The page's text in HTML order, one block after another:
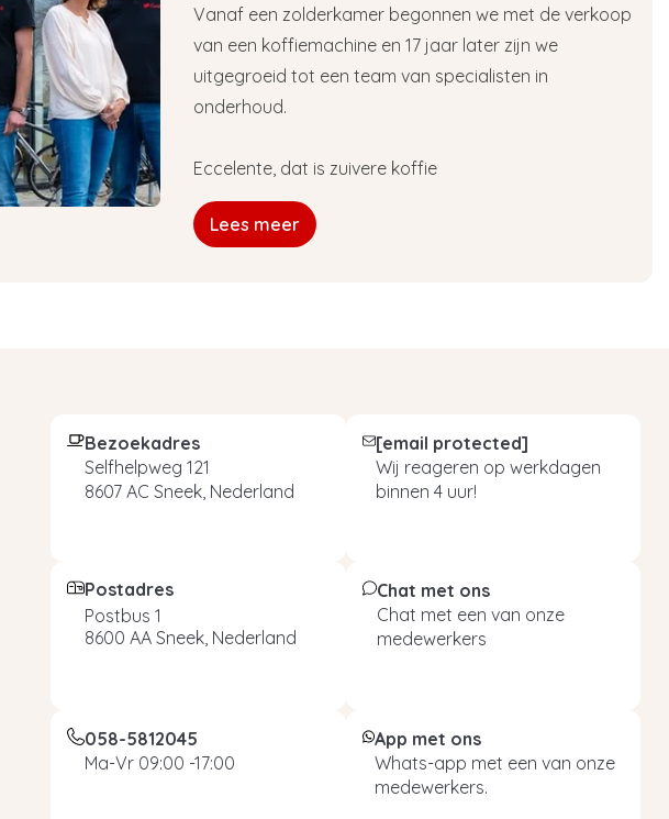
Vanaf een zolderkamer begonnen we met de verkoop
van een koffiemachine en 17 jaar later zijn we
uitgegroeid tot een team van specialisten in
onderhoud.
Eccelente, dat is zuivere koffie
Lees meer
Bezoekadres
Selfhelpweg 121
8607 AC Sneek, Nederland
[email protected]
Wij reageren op werkdagen
binnen 4 uur!
Postadres
Postbus 1
8600 AA Sneek, Nederland
Chat met ons
Chat met een van onze
medewerkers
058-5812045
Ma-Vr 09:00 -17:00
App met ons
Whats-app met een van onze
medewerkers.